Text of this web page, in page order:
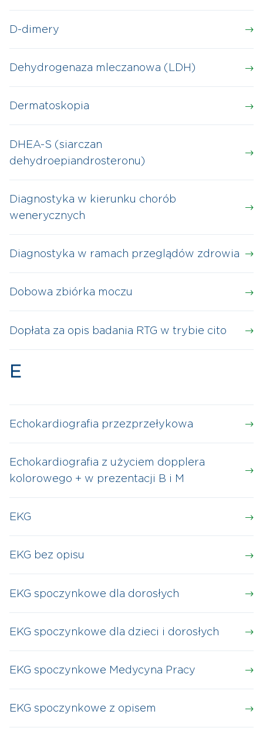
D-dimery
Dehydrogenaza mleczanowa (LDH)
Dermatoskopia
DHEA-S (siarczan
dehydroepiandrosteronu)
Diagnostyka w kierunku chorób
wenerycznych
Diagnostyka w ramach przeglądów zdrowia
Dobowa zbiórka moczu
Dopłata za opis badania RTG w trybie cito
E
Echokardiografia przezprzełykowa
Echokardiografia z użyciem dopplera
kolorowego + w prezentacji B i M
EKG
EKG bez opisu
EKG spoczynkowe dla dorosłych
EKG spoczynkowe dla dzieci i dorosłych
EKG spoczynkowe Medycyna Pracy
EKG spoczynkowe z opisem